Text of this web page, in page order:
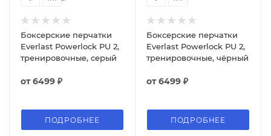
Боксерские перчатки
Everlast Powerlock PU 2,
тренировочные, серый
от6499 ₽
ПОДРОБНЕЕ
Боксерские перчатки
Everlast Powerlock PU 2,
тренировочные, чёрный
от6499 ₽
ПОДРОБНЕЕ